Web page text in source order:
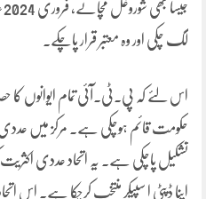
لگ چکی اور وہ معتبر قرار پاچکے۔
اس لئے کہ پی۔ٹی۔آئی تمام ایوانوں
حکومت قائم ہوچکی ہے۔ مرکز میں عددی
تشکیل پاچکی ہے۔ یہ اتحاد عددی اکثریت
اپنا ڈپٹی ا سپیکر منتخب کرچکا ہے۔ اس